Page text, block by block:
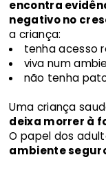
encontra
negativo no
a criança:
tenha acesso
viva num
não tenha
Uma criança
deixa morrer à
O papel dos
ambiente